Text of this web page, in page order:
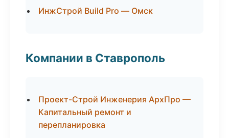
ИнжСтрой Build Pro — Омск
Компании в Ставрополь
Проект-Строй Инженерия АрхПро —
Капитальный ремонт и
перепланировка